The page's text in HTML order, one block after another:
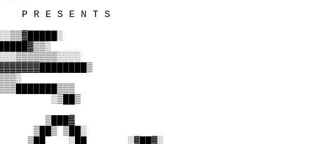
P R E S E N T S
░▒██▒
▒███▓
▒██▒ ▒██░